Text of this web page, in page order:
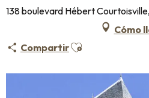
138 boulevard Hébert
Cómo
CompartirAjouter aux favoris